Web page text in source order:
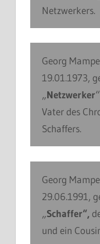
Netzwerkers.
Georg
19.01.1973,
„Netzwerker
Vater des
Schaffers.
Georg
29.06.1991,
„Schaffer“,
und ein